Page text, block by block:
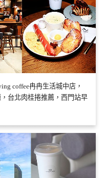
coffee冉冉生活城中店，
台北肉桂捲推薦，西門站早